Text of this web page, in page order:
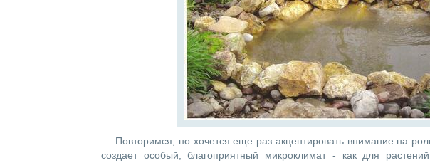
Повторимся, но хочется еще раз акцентировать внимание на
создает особый, благоприятный микроклимат - как для